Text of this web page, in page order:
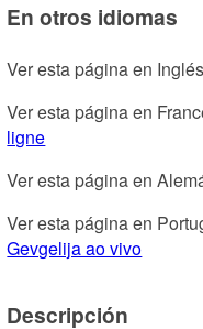
En otros idiomas
Ver esta página en
Ver esta página en
ligne
Ver esta página en
Ver esta página en
Gevgelija ao vivo
Descripción